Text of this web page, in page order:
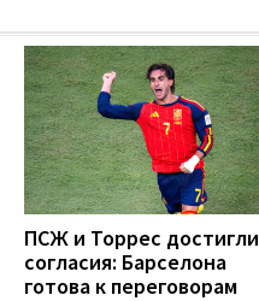
ПСЖ и Торрес достигли
согласия: Барселона
готова к переговорам